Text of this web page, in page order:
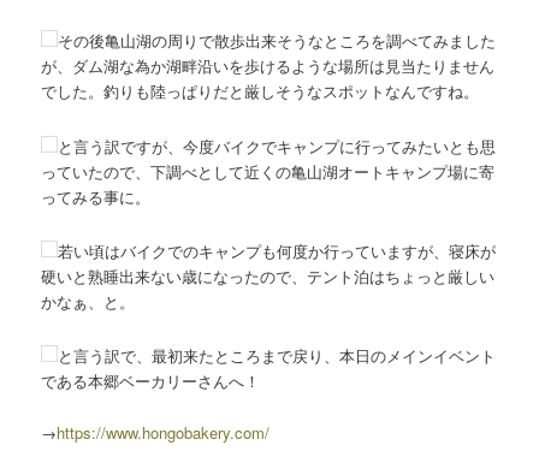
その後亀山湖の周りで散歩出来そうなところを調べてみました
が、ダム湖な為か湖畔沿いを歩けるような場所は見当たりません
でした。釣りも陸っぱりだと厳しそうなスポットなんですね。
と言う訳ですが、今度バイクでキャンプに行ってみたいとも思
っていたので、下調べとして近くの亀山湖オートキャンプ場に寄
ってみる事に。
若い頃はバイクでのキャンプも何度か行っていますが、寝床が
硬いと熟睡出来ない歳になったので、テント泊はちょっと厳しい
かなぁ、と。
と言う訳で、最初来たところまで戻り、本日のメインイベント
である本郷ベーカリーさんへ！
→https://www.hongobakery.com/